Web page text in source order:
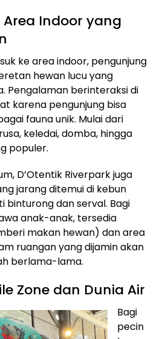
Indoor yang
ke area indoor, pengunjung
hewan lucu yang
Pengalaman berinteraksi di
karena pengunjung bisa
fauna unik. Mulai dari
keledai, domba, hingga
populer.
D’Otentik Riverpark juga
jarang ditemui di kebun
binturong dan serval. Bagi
anak-anak, tersedia
makan hewan) dan area
ruangan yang dijamin akan
berlama-lama.
Zone dan Dunia Air
Bagi
pecin